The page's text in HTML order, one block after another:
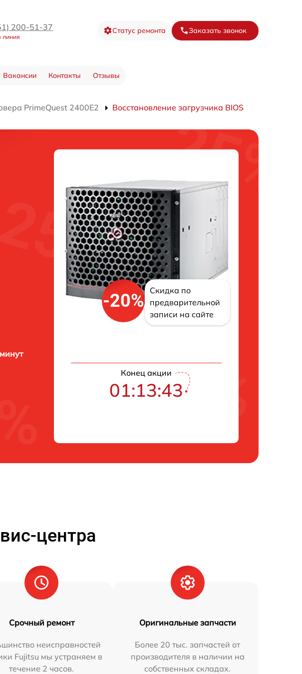
200-51-37
линия
Статус ремонта Заказать звонок
Вакансии Контакты Отзывы
PrimeQuest 2400E2 Восстановление загрузчика BIOS
-20%
Скидка по
предварительной
записи на сайте
Конец акции
01:13:42
центра
Срочный ремонт
неисправностей
Fujitsu мы устраняем в
течение 2 часов.
Оригинальные запчасти
Более 20 тыс. запчастей от
производителя в наличии на
собственных складах.